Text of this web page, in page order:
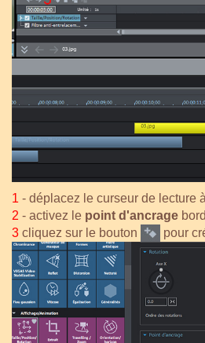
1 - déplacez le curseur de lecture
2 - activez le point d'ancrage
3 cliquez sur le bouton pour